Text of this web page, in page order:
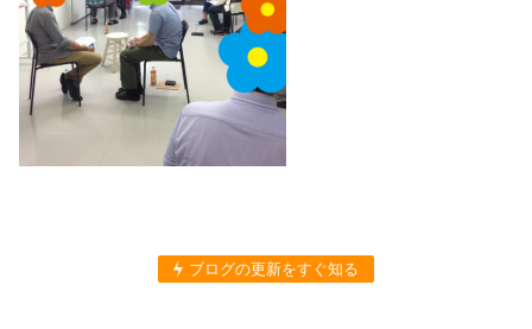
ブログの更新をすぐ知る